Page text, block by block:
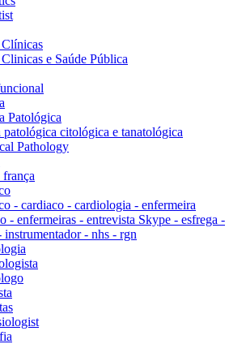
e Saúde Pública
Patológica
patológica citológica e tanatológica
Pathology
frança
- cardiaco - cardiologia - enfermeira
- enfermeiras - entrevista Skype - esfrega -
instrumentador - nhs - rgn